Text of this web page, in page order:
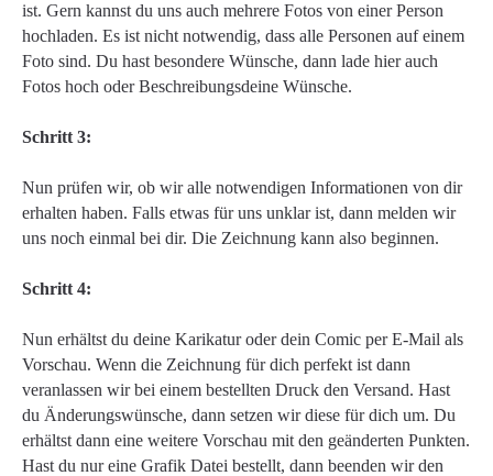
ist. Gern kannst du uns auch mehrere Fotos von einer Person
hochladen. Es ist nicht notwendig, dass alle Personen auf einem
Foto sind. Du hast besondere Wünsche, dann lade hier auch
Fotos hoch oder Beschreibungsdeine Wünsche.
Schritt 3:
Nun prüfen wir, ob wir alle notwendigen Informationen von dir
erhalten haben. Falls etwas für uns unklar ist, dann melden wir
uns noch einmal bei dir. Die Zeichnung kann also beginnen.
Schritt 4:
Nun erhältst du deine Karikatur oder dein Comic per E-Mail als
Vorschau. Wenn die Zeichnung für dich perfekt ist dann
veranlassen wir bei einem bestellten Druck den Versand. Hast
du Änderungswünsche, dann setzen wir diese für dich um. Du
erhältst dann eine weitere Vorschau mit den geänderten Punkten.
Hast du nur eine Grafik Datei bestellt, dann beenden wir den